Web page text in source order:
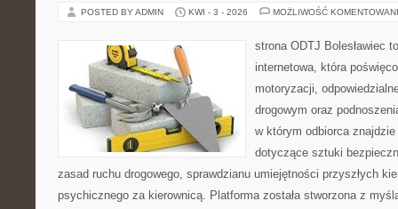
POSTED BY ADMIN KWI - 3 - 2026 MOŻLIWOŚĆ
strona ODTJ Bolesławiec
internetowa, która
motoryzacji,
drogowym oraz
w którym odbiorca
dotyczące sztuki
zasad ruchu drogowego, sprawdzianu umiejętności przyszłych
psychicznego za kierownicą. Platforma została stworzona z